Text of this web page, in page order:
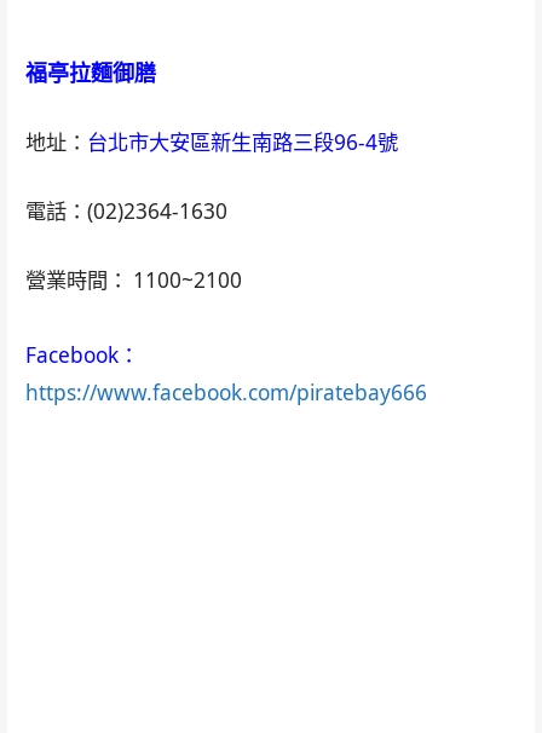
福亭拉麵御膳
地址： 台北市大安區新生南路三段96-4號
電話：(02)2364-1630
營業時間： 1100~2100
Facebook：
https://www.facebook.com/piratebay666